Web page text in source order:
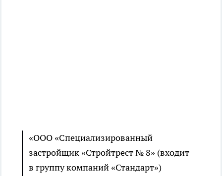
«ООО «Специализированный
застройщик «Стройтрест № 8» (входит
в группу компаний «Стандарт»)